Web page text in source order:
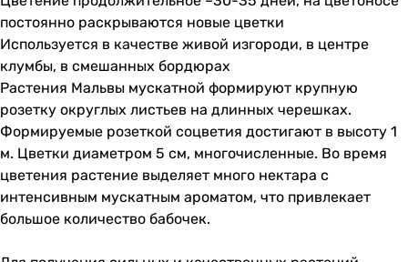
постоянно раскрываются новые цветки
Используется в качестве живой изгороди, в центре
клумбы, в смешанных бордюрах
Растения Мальвы мускатной формируют крупную
розетку округлых листьев на длинных черешках.
Формируемые розеткой соцветия достигают в высоту 1
м. Цветки диаметром 5 см, многочисленные. Во время
цветения растение выделяет много нектара с
интенсивным мускатным ароматом, что привлекает
большое количество бабочек.